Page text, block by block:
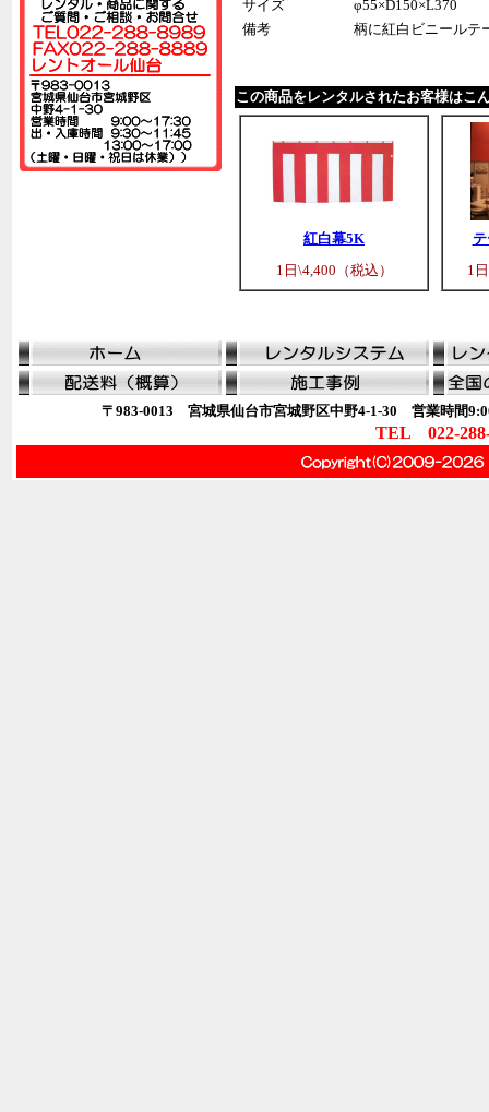
サイズ
φ55×D150×L370
備考
柄に紅白ビニールテ
この商品をレンタルされたお客様はこ
紅白幕5K
1日\4,400（税込）
1
〒983-0013 宮城県仙台市宮城野区中野4-1-30 営業時間
TEL 022-